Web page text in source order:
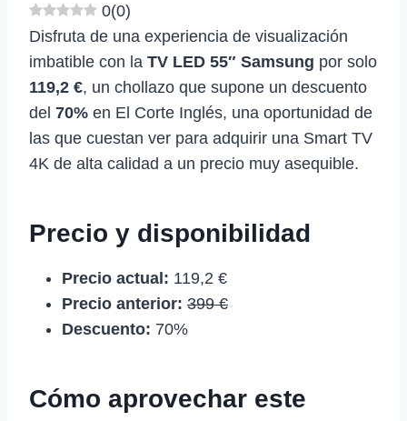
0(0)
Disfruta de una experiencia de visualización
imbatible con la TV LED 55″ Samsung por solo
119,2 €, un chollazo que supone un descuento
del 70% en El Corte Inglés, una oportunidad de
las que cuestan ver para adquirir una Smart TV
4K de alta calidad a un precio muy asequible.
Precio y disponibilidad
Precio actual: 119,2 €
Precio anterior: 399 €
Descuento: 70%
Cómo aprovechar este